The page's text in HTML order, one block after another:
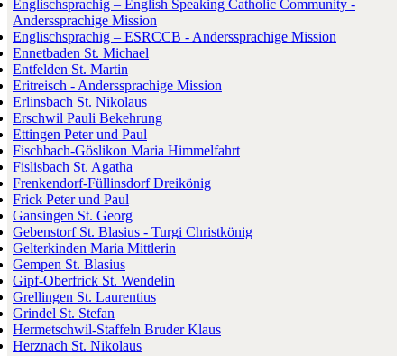
Englischsprachig – English Speaking Catholic Community -
Anderssprachige Mission
Englischsprachig – ESRCCB - Anderssprachige Mission
Ennetbaden St. Michael
Entfelden St. Martin
Eritreisch - Anderssprachige Mission
Erlinsbach St. Nikolaus
Erschwil Pauli Bekehrung
Ettingen Peter und Paul
Fischbach-Göslikon Maria Himmelfahrt
Fislisbach St. Agatha
Frenkendorf-Füllinsdorf Dreikönig
Frick Peter und Paul
Gansingen St. Georg
Gebenstorf St. Blasius - Turgi Christkönig
Gelterkinden Maria Mittlerin
Gempen St. Blasius
Gipf-Oberfrick St. Wendelin
Grellingen St. Laurentius
Grindel St. Stefan
Hermetschwil-Staffeln Bruder Klaus
Herznach St. Nikolaus